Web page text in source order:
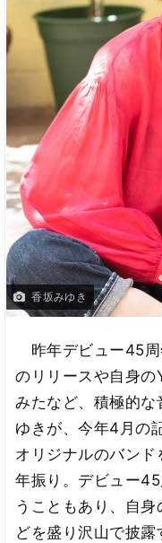
香坂みゆき
昨年デビュー45周
のリリースや自身
みたなど、積極的な
ゆきが、今年4月の
オリジナルのバン
年振り。デビュー
うこともあり、自
どを盛り沢山で披露